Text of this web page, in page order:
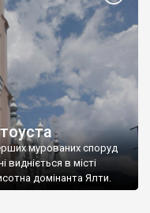
мурованих споруд
видніється в місті
домінанта Ялти.